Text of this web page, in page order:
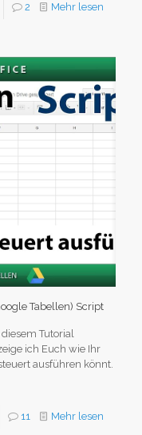
2 Mehr lesen
Tabellen) Script
Tutorial
ich Euch wie Ihr
ausführen könnt.
11 Mehr lesen